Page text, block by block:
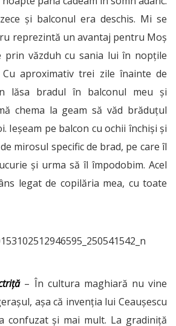
și balconul era deschis. Mi se
reprezintă un avantaj pentru Moș
prin văzduh cu sania lui în nopțile
aproximativ trei zile înainte de
lăsa bradul în balconul meu și
chema la geam să văd brăduțul
Ieșeam pe balcon cu ochii închiși și
mirosul specific de brad, pe care îl
și urma să îl împodobim. Acel
legat de copilăria mea, cu toate
– În cultura maghiară nu vine
așa că invenția lui Ceaușescu
confuzat și mai mult. La gradiniță